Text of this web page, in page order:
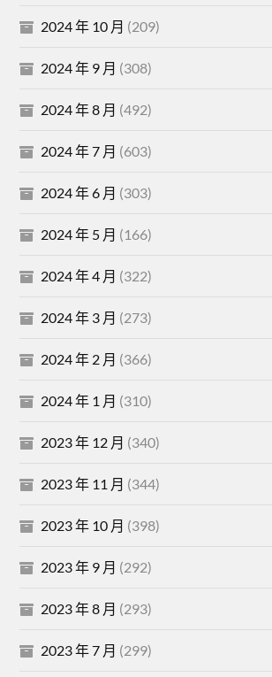
2024 年 10 月 (209)
2024 年 9 月 (308)
2024 年 8 月 (492)
2024 年 7 月 (603)
2024 年 6 月 (303)
2024 年 5 月 (166)
2024 年 4 月 (322)
2024 年 3 月 (273)
2024 年 2 月 (366)
2024 年 1 月 (310)
2023 年 12 月 (340)
2023 年 11 月 (344)
2023 年 10 月 (398)
2023 年 9 月 (292)
2023 年 8 月 (293)
2023 年 7 月 (299)